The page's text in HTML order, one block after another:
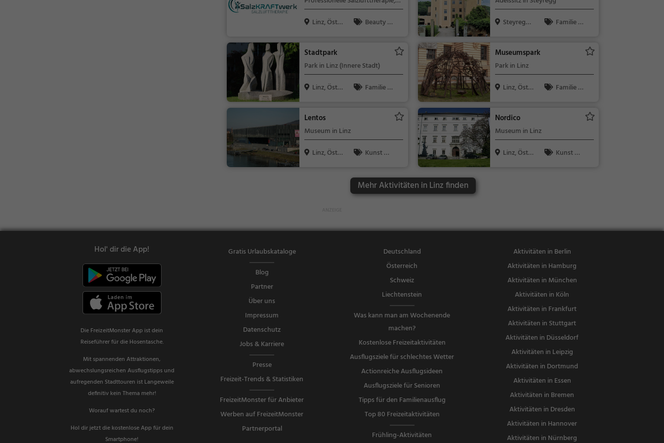
Halotherapie
Halotherapie in Linz
Linz, Öster
Beauty &
Steyregg,
Familie &
Stadtpark
Park in Linz (Innere Stadt)
Linz, Öster
Familie &
Museumspark
Park in Linz
Linz, Öster
Familie &
Lentos
Museum in Linz
Linz, Öster
Kunst &
Nordico
Museum in Linz
Linz, Öster
Kunst &
Mehr Aktivitäten in Linz finden
Hol' dir die App!
Die FreizeitMonster App ist dein
Reiseführer für die Hosentasche.
Mit spannenden Attraktionen,
abwechslungsreichen Ausflugstipps und
aufregenden Stadttouren ist Langeweile
definitiv kein Thema mehr!
Worauf wartest du noch?
Hol dir jetzt die kostenlose App für dein
Smartphone!
Gratis Urlaubskataloge
Blog
Partner
Über uns
Impressum
Datenschutz
Jobs & Karriere
Presse
Freizeit-Trends & Statistiken
FreizeitMonster für Anbieter
Werben auf FreizeitMonster
Partnerportal
Deutschland
Österreich
Schweiz
Liechtenstein
Was kann man am Wochenende
machen?
Kostenlose Freizeitaktivitäten
Ausflugsziele für schlechtes Wetter
Actionreiche Ausflugsideen
Ausflugsziele für Senioren
Tipps für den Familienausflug
Top 80 Freizeitaktivitäten
Frühling-Aktivitäten
Aktivitäten in Berlin
Aktivitäten in Hamburg
Aktivitäten in München
Aktivitäten in Köln
Aktivitäten in Frankfurt
Aktivitäten in Stuttgart
Aktivitäten in Düsseldorf
Aktivitäten in Leipzig
Aktivitäten in Dortmund
Aktivitäten in Essen
Aktivitäten in Bremen
Aktivitäten in Dresden
Aktivitäten in Hannover
Aktivitäten in Nürnberg